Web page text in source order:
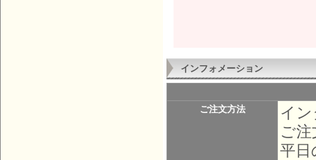
インフォメーション
ご注文方法
イ
ご
平日